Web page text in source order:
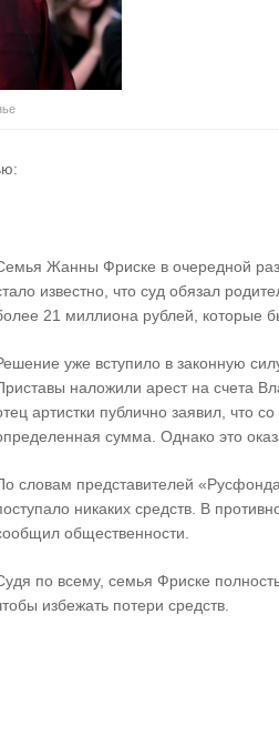
Жанны Фриске в очередной
известно, что суд обязал
21 миллиона рублей, которые
уже вступило в законную
наложили арест на счета
артистки публично заявил, что
сумма. Однако это
словам представителей
никаких средств. В
общественности.
по всему, семья Фриске
избежать потери средств.